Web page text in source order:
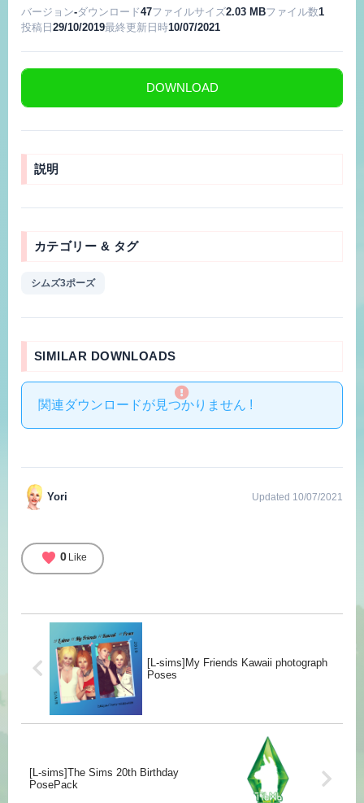
バージョン-ダウンロード47ファイルサイズ2.03 MBファイル数1
投稿日29/10/2019最終更新日時10/07/2021
DOWNLOAD
説明
カテゴリー & タグ
シムズ3ポーズ
SIMILAR DOWNLOADS
関連ダウンロードが見つかりません !
Yori Updated 10/07/2021
favorite 0 Like
[L-sims]My Friends Kawaii photograph
Poses
[L-sims]The Sims 20th Birthday
PosePack